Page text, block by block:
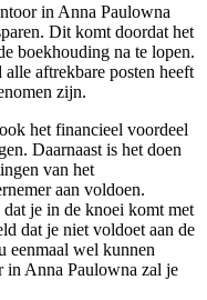
in Anna Paulowna
Dit komt doordat het
boekhouding na te lopen.
aftrekbare posten heeft
zijn.
het financieel voordeel
Daarnaast is het doen
van het
aan voldoen.
je in de knoei komt met
dat je niet voldoet aan de
eenmaal wel kunnen
in Anna Paulowna zal je